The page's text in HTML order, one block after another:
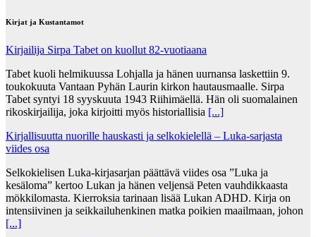
Kirjat ja Kustantamot
Kirjailija Sirpa Tabet on kuollut 82-vuotiaana
Tabet kuoli helmikuussa Lohjalla ja hänen uurnansa laskettiin 9.
toukokuuta Vantaan Pyhän Laurin kirkon hautausmaalle. Sirpa
Tabet syntyi 18 syyskuuta 1943 Riihimäellä. Hän oli suomalainen
rikoskirjailija, joka kirjoitti myös historiallisia [...]
Kirjallisuutta nuorille hauskasti ja selkokielellä – Luka-sarjasta
viides osa
Selkokielisen Luka-kirjasarjan päättävä viides osa ”Luka ja
kesäloma” kertoo Lukan ja hänen veljensä Peten vauhdikkaasta
mökkilomasta. Kierroksia tarinaan lisää Lukan ADHD. Kirja on
intensiivinen ja seikkailuhenkinen matka poikien maailmaan, johon
[...]